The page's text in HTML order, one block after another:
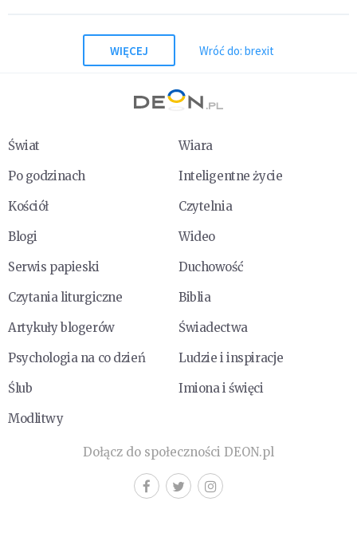
WIĘCEJ Wróć do: brexit
Świat
Wiara
Po godzinach
Inteligentne życie
Kościół
Czytelnia
Blogi
Wideo
Serwis papieski
Duchowość
Czytania liturgiczne
Biblia
Artykuły blogerów
Świadectwa
Psychologia na co dzień
Ludzie i inspiracje
Ślub
Imiona i święci
Modlitwy
Dołącz do społeczności DEON.pl